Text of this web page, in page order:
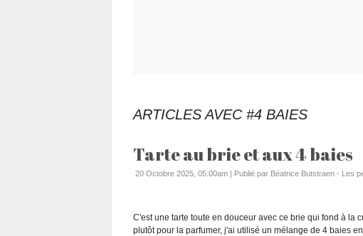
ARTICLES AVEC #4 BAIES
Tarte au brie et aux 4 baies
20 Octobre 2025, 05:00am | Publié par Béatrice Butstraen - Les
C'est une tarte toute en douceur avec ce brie qui fond à la
plutôt pour la parfumer, j'ai utilisé un mélange de 4 baies